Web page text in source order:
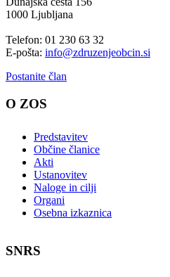
1000 Ljubljana
Telefon: 01 230 63 32
E-pošta: info@zdruzenjeobcin.si
Postanite član
O ZOS
Predstavitev
Občine članice
Akti
Ustanovitev
Naloge in cilji
Organi
Osebna izkaznica
SNRS